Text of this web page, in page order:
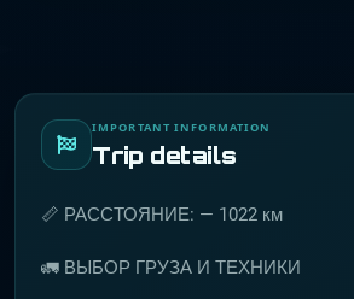
IMPORTANT INFORMATION
Trip details
📏 РАССТОЯНИЕ: — 1022 км
🚛 ВЫБОР ГРУЗА И ТЕХНИКИ